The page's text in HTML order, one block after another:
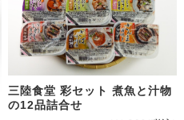
三陸食堂 彩セット 煮魚と汁物
の12品詰合せ